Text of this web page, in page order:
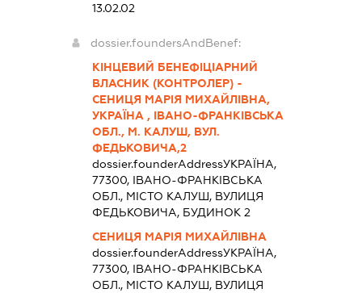
13.02.02
dossier.foundersAndBenef:
КІНЦЕВИЙ БЕНЕФІЦІАРНИЙ
ВЛАСНИК (КОНТРОЛЕР) -
СЕНИЦЯ МАРІЯ МИХАЙЛІВНА,
УКРАЇНА , ІВАНО-ФРАНКІВСЬКА
ОБЛ., М. КАЛУШ, ВУЛ.
ФЕДЬКОВИЧА,2
dossier.founderAddressУКРАЇНА,
77300, ІВАНО-ФРАНКІВСЬКА
ОБЛ., МІСТО КАЛУШ, ВУЛИЦЯ
ФЕДЬКОВИЧА, БУДИНОК 2
СЕНИЦЯ МАРІЯ МИХАЙЛІВНА
dossier.founderAddressУКРАЇНА,
77300, ІВАНО-ФРАНКІВСЬКА
ОБЛ., МІСТО КАЛУШ, ВУЛИЦЯ